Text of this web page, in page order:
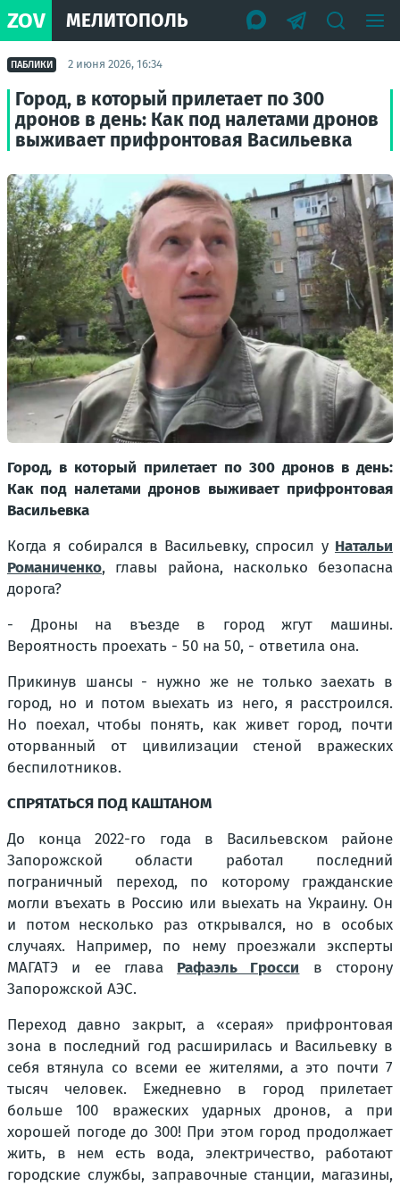
ZOV МЕЛИТОПОЛЬ
ПАБЛИКИ 2 июня 2026, 16:34
Город, в который прилетает по 300
дронов в день: Как под налетами дронов
выживает прифронтовая Васильевка
Город, в который прилетает по 300 дронов в день:
Как под налетами дронов выживает прифронтовая
Васильевка
Когда я собирался в Васильевку, спросил у Натальи
Романиченко, главы района, насколько безопасна
дорога?
- Дроны на въезде в город жгут машины.
Вероятность проехать - 50 на 50, - ответила она.
Прикинув шансы - нужно же не только заехать в
город, но и потом выехать из него, я расстроился.
Но поехал, чтобы понять, как живет город, почти
оторванный от цивилизации стеной вражеских
беспилотников.
СПРЯТАТЬСЯ ПОД КАШТАНОМ
До конца 2022-го года в Васильевском районе
Запорожской области работал последний
пограничный переход, по которому гражданские
могли въехать в Россию или выехать на Украину. Он
и потом несколько раз открывался, но в особых
случаях. Например, по нему проезжали эксперты
МАГАТЭ и ее глава Рафаэль Гросси в сторону
Запорожской АЭС.
Переход давно закрыт, а «серая» прифронтовая
зона в последний год расширилась и Васильевку в
себя втянула со всеми ее жителями, а это почти 7
тысяч человек. Ежедневно в город прилетает
больше 100 вражеских ударных дронов, а при
хорошей погоде до 300! При этом город продолжает
жить, в нем есть вода, электричество, работают
городские службы, заправочные станции, магазины,